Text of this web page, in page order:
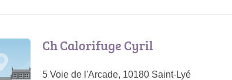
Ch Calorifuge Cyril
5 Voie de l'Arcade, 10180 Saint-Lyé